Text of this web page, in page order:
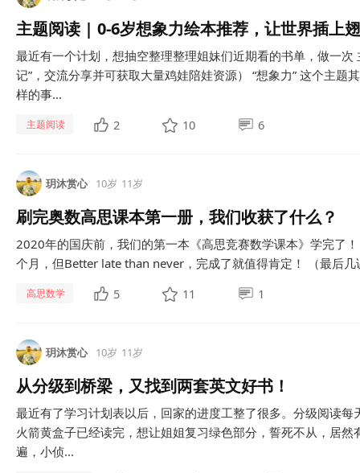
主题阅读 | 0-6岁想象力绘本推荐，让世界插上
最近有一个计划，想抽空整理整理姐妹们近期看的书单，做一次
记”，交流分享并可获取大量鸡娃陪娃资源） “想象力” 这个主题
样的事...
主题阅读 2 10 6
玥沐赏心 10岁 11岁
刷完奥数高思课本第一册，我们收获了什么？
2020年的国庆前，我们的第一本《高思竞赛数学课本》学完了
个月，但Better late than never，完成了就值得肯定！ （最后
高思数学 5 11 1
玥沐赏心 10岁 11岁
从分级到桥梁，又找到两套英文好书！
最近有了学习计划表以后，回家的进度工整了很多。分级阅读
火箭黄盒子已经读完，想让姐姐复习绿色部分，誓死不从，居
遍，小侦...